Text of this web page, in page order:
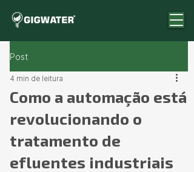
Post
Como a automação está
revolucionando o
tratamento de
efluentes industriais
4 min de leitura